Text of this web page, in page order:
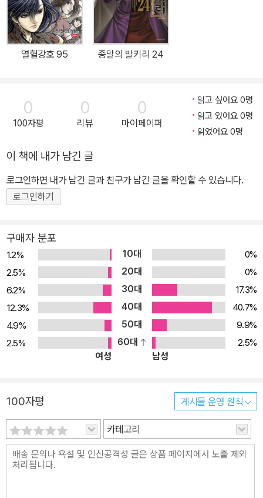
열혈강호 95 종말의 발키리 24
0
100자평
0
리뷰
0
마이페이퍼
읽고 싶어요 0명
읽고 있어요 0명
읽었어요 0명
이 책에 내가 남긴 글
로그인하면 내가 남긴 글과 친구가 남긴 글을 확인할 수 있습니다.
로그인하기
구매자 분포
1.2% 10대
0%
2.5%
20대
0%
6.2%
30대
17.3%
12.3%
40대
40.7%
4.9%
50대
9.9%
2.5%
60대
2.5%
여성
남성
100자평 게시물 운영 원칙
카테고리